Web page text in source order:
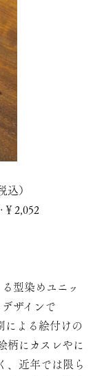
込）
2,052
型染めユニッ
デザインで
による絵付けの
柄にカスレやに
、近年では限ら